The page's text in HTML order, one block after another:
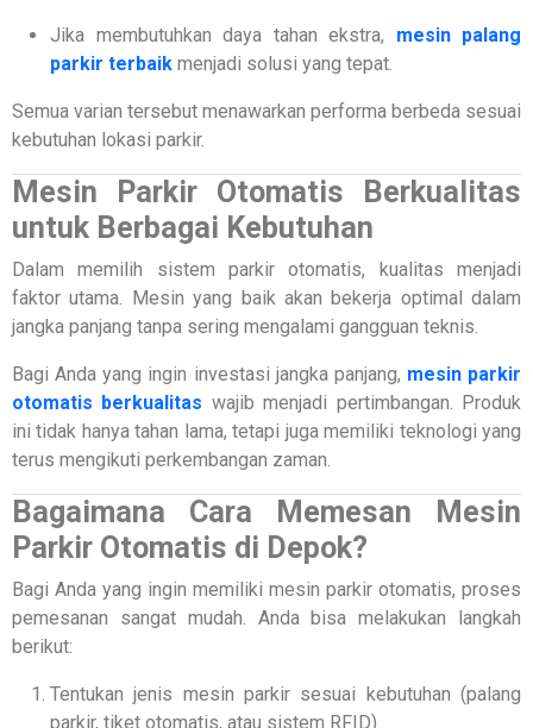
Jika membutuhkan daya tahan ekstra, mesin palang
parkir terbaik menjadi solusi yang tepat.
Semua varian tersebut menawarkan performa berbeda sesuai
kebutuhan lokasi parkir.
Mesin Parkir Otomatis Berkualitas
untuk Berbagai Kebutuhan
Dalam memilih sistem parkir otomatis, kualitas menjadi
faktor utama. Mesin yang baik akan bekerja optimal dalam
jangka panjang tanpa sering mengalami gangguan teknis.
Bagi Anda yang ingin investasi jangka panjang, mesin parkir
otomatis berkualitas wajib menjadi pertimbangan. Produk
ini tidak hanya tahan lama, tetapi juga memiliki teknologi yang
terus mengikuti perkembangan zaman.
Bagaimana Cara Memesan Mesin
Parkir Otomatis di Depok?
Bagi Anda yang ingin memiliki mesin parkir otomatis, proses
pemesanan sangat mudah. Anda bisa melakukan langkah
berikut:
Tentukan jenis mesin parkir sesuai kebutuhan (palang
parkir, tiket otomatis, atau sistem RFID).